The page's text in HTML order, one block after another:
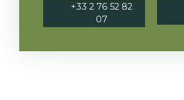
+33 2 76 52 82
07